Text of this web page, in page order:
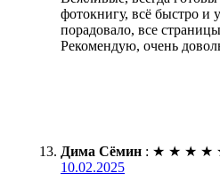
фотокнигу, всё быстро и
порадовало, все
Рекомендую, очень
Дима Сёмин : ★ ★ ★ ★
10.02.2025